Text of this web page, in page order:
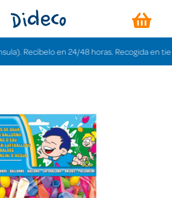
Recíbelo en 24/48 horas. Recogida en